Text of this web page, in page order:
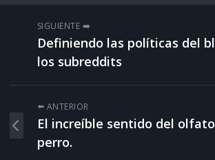
SIGUIENTE ➡️
Definiendo las políticas del
los subreddits
⬅️ ANTERIOR
El increíble sentido del
perro.